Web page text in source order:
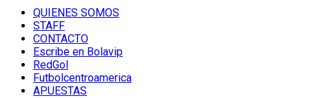
QUIENES SOMOS
STAFF
CONTACTO
Escribe en Bolavip
RedGol
Futbolcentroamerica
APUESTAS